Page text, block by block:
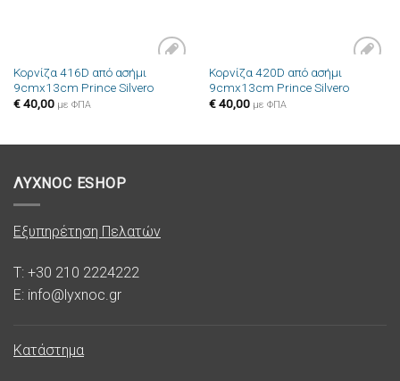
Πρόσθήκη
στην λίστα
Κορνίζα 416D από ασήμι
9cmx13cm Prince Silvero
€40,00 με ΦΠΑ
Πρόσθήκη
στην λίστα
Κορνίζα 420D από ασήμι
9cmx13cm Prince Silvero
€40,00 με ΦΠΑ
ΛΥΧΝΟC ESHOP
Εξυπηρέτηση Πελατών
T: +30 210 2224222
E: info@lyxnoc.gr
Κατάστημα